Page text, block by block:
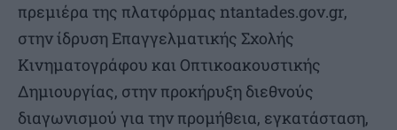
πρεμιέρα της πλατφόρμας ntantades.gov.gr,
στην ίδρυση Επαγγελματικής Σχολής
Κινηματογράφου και Οπτικοακουστικής
Δημιουργίας, στην προκήρυξη διεθνούς
διαγωνισμού για την προμήθεια, εγκατάσταση,